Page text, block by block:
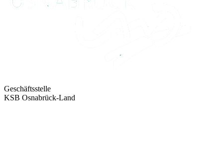
Geschäftsstelle
KSB Osnabrück-Land